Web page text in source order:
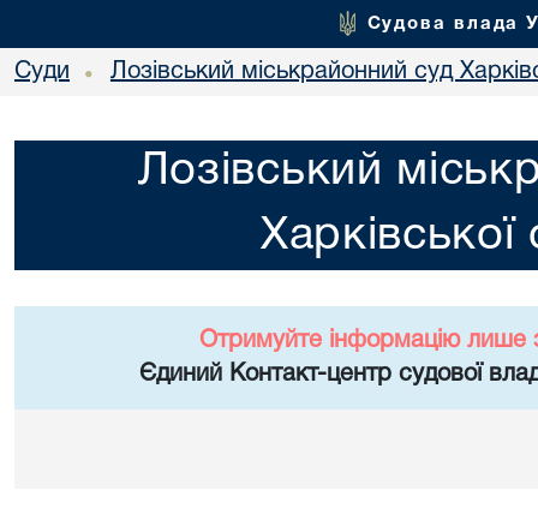
Судова влада
Суди • Лозівський міськрайонний суд
Лозівський
Харківської
Отримуйте інформацію лише
Єдиний Контакт-центр судової